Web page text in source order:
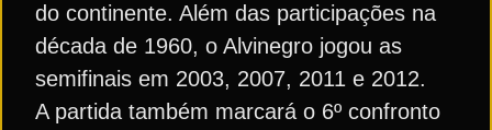
do continente. Além das participações na
década de 1960, o Alvinegro jogou as
semifinais em 2003, 2007, 2011 e 2012.
A partida também marcará o 6º confronto